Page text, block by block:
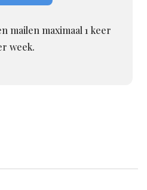
mailen maximaal 1 keer
week.